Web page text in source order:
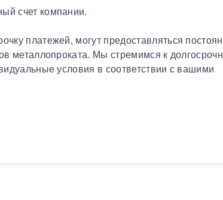
счет компании.
платежей, могут предоставляться
металлопроката. Мы стремимся к
условия в соответствии с вашими